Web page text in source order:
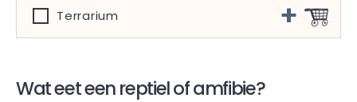
Terrarium
Wat eet een reptiel of amfibie?